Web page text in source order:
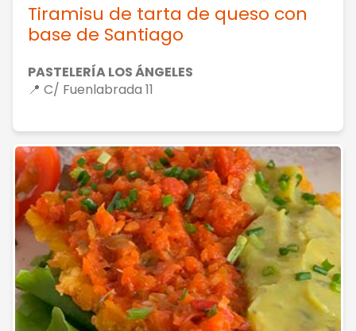
Tiramisu de tarta de queso con
base de Santiago
PASTELERÍA LOS ÁNGELES
📍 C/ Fuenlabrada 11